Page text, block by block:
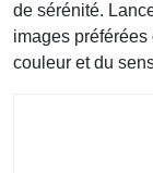
de sérénité.
images
couleur et du